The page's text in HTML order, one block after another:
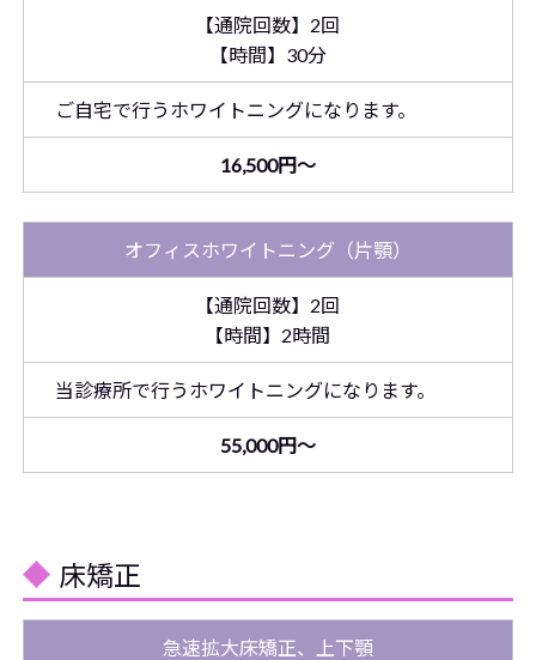
【通院回数】2回
【時間】30分
ご自宅で行うホワイトニングになります。
16,500円～
オフィスホワイトニング（片顎）
【通院回数】2回
【時間】2時間
当診療所で行うホワイトニングになります。
55,000円～
床矯正
急速拡大床矯正、上下顎